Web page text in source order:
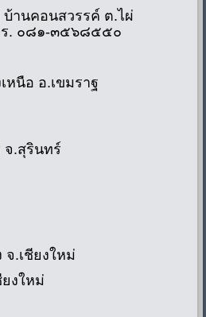
านคอนสวรรค์ ต.ไผ่
ร. ๐๘๑-๓๕๖๘๕๕๐
หนือ อ.เขมราฐ
จ.สุรินทร์
.เชียงใหม่
งใหม่